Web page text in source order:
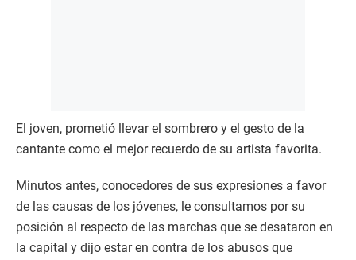
El joven, prometió llevar el sombrero y el gesto de la
cantante como el mejor recuerdo de su artista favorita.
Minutos antes, conocedores de sus expresiones a favor
de las causas de los jóvenes, le consultamos por su
posición al respecto de las marchas que se desataron en
la capital y dijo estar en contra de los abusos que